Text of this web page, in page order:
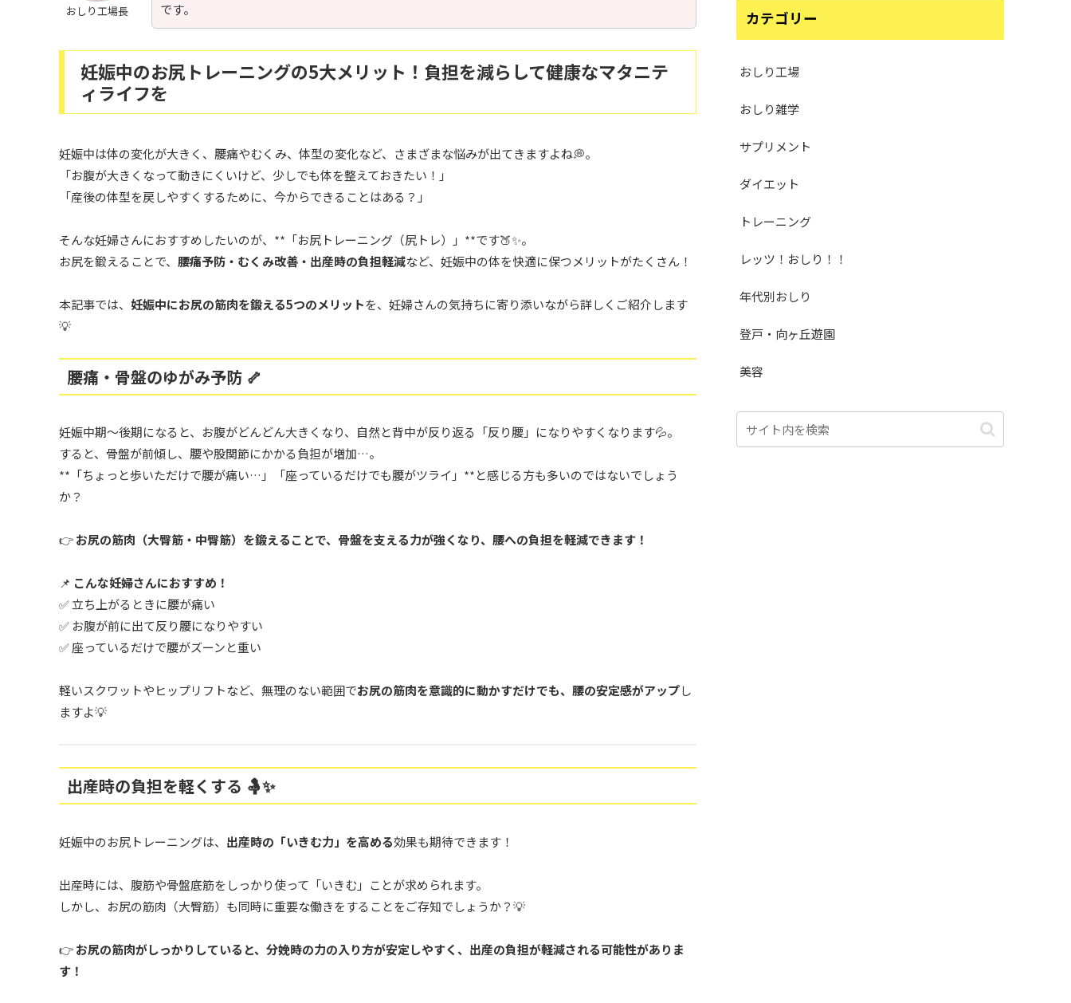
おしり工場長
です。
妊娠中のお尻トレーニングの5大メリット！負担を減らして健康なマタニテ
ィライフを
妊娠中は体の変化が大きく、腰痛やむくみ、体型の変化など、さまざまな悩みが出てきますよね💭。
「お腹が大きくなって動きにくいけど、少しでも体を整えておきたい！」
「産後の体型を戻しやすくするために、今からできることはある？」
そんな妊婦さんにおすすめしたいのが、**「お尻トレーニング（尻トレ）」**です🍑✨。
お尻を鍛えることで、 腰痛予防・むくみ改善・出産時の負担軽減など、妊娠中の体を快適に保つメリットがたくさん！
本記事では、 妊娠中にお尻の筋肉を鍛える5つのメリットを、妊婦さんの気持ちに寄り添いながら詳しくご紹介します
💡
腰痛・骨盤のゆがみ予防 🦴
妊娠中期〜後期になると、お腹がどんどん大きくなり、自然と背中が反り返る「反り腰」になりやすくなります💦。
すると、骨盤が前傾し、腰や股関節にかかる負担が増加…。
**「ちょっと歩いただけで腰が痛い…」「座っているだけでも腰がツライ」**と感じる方も多いのではないでしょう
か？
👉お尻の筋肉（大臀筋・中臀筋）を鍛えることで、骨盤を支える力が強くなり、腰への負担を軽減できます！
📌 こんな妊婦さんにおすすめ！
✅ 立ち上がるときに腰が痛い
✅ お腹が前に出て反り腰になりやすい
✅ 座っているだけで腰がズーンと重い
軽いスクワットやヒップリフトなど、無理のない範囲でお尻の筋肉を意識的に動かすだけでも、腰の安定感がアップし
ますよ💡
出産時の負担を軽くする 🤱✨
妊娠中のお尻トレーニングは、 出産時の「いきむ力」を高める効果も期待できます！
出産時には、腹筋や骨盤底筋をしっかり使って「いきむ」ことが求められます。
しかし、お尻の筋肉（大臀筋）も同時に重要な働きをすることをご存知でしょうか？💡
👉お尻の筋肉がしっかりしていると、分娩時の力の入り方が安定しやすく、出産の負担が軽減される可能性がありま
す！
カテゴリー
おしり工場
おしり雑学
サプリメント
ダイエット
トレーニング
レッツ！おしり！！
年代別おしり
登戸・向ヶ丘遊園
美容